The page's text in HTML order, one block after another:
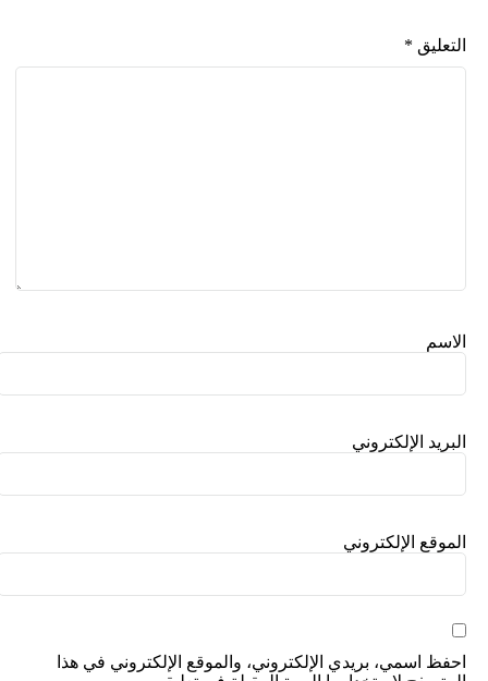
التعليق *
الاسم
البريد الإلكتروني
الموقع الإلكتروني
احفظ اسمي، بريدي الإلكتروني، والموقع الإلكتروني في هذا